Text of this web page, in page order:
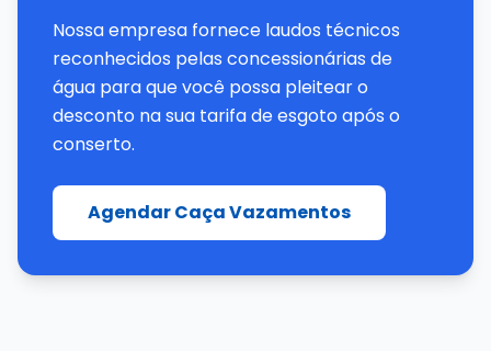
Nossa empresa fornece laudos técnicos
reconhecidos pelas concessionárias de
água para que você possa pleitear o
desconto na sua tarifa de esgoto após o
conserto.
Agendar Caça Vazamentos